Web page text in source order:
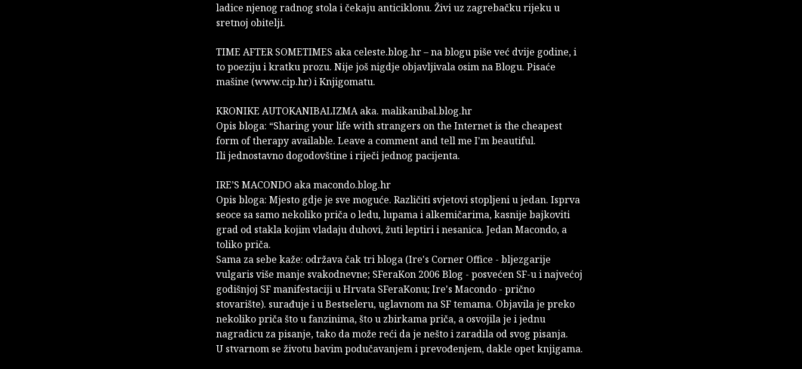
ladice njenog radnog stola i čekaju anticiklonu. Živi uz zagrebačku rijeku u
sretnoj obitelji.
TIME AFTER SOMETIMES aka celeste.blog.hr – na blogu piše već dvije godine, i
to poeziju i kratku prozu. Nije još nigdje objavljivala osim na Blogu. Pisaće
mašine (www.cip.hr) i Knjigomatu.
KRONIKE AUTOKANIBALIZMA aka. malikanibal.blog.hr
Opis bloga: “Sharing your life with strangers on the Internet is the cheapest
form of therapy available. Leave a comment and tell me I'm beautiful.
Ili jednostavno dogodovštine i riječi jednog pacijenta.
IRE’S MACONDO aka macondo.blog.hr
Opis bloga: Mjesto gdje je sve moguće. Različiti svjetovi stopljeni u jedan. Isprva
seoce sa samo nekoliko priča o ledu, lupama i alkemičarima, kasnije bajkoviti
grad od stakla kojim vladaju duhovi, žuti leptiri i nesanica. Jedan Macondo, a
toliko priča.
Sama za sebe kaže: održava čak tri bloga (Ire's Corner Office - bljezgarije
vulgaris više manje svakodnevne; SFeraKon 2006 Blog - posvećen SF-u i najvećoj
godišnjoj SF manifestaciji u Hrvata SFeraKonu; Ire's Macondo - prično
stovarište). surađuje i u Bestseleru, uglavnom na SF temama. Objavila je preko
nekoliko priča što u fanzinima, što u zbirkama priča, a osvojila je i jednu
nagradicu za pisanje, tako da može reći da je nešto i zaradila od svog pisanja.
U stvarnom se životu bavim podučavanjem i prevođenjem, dakle opet knjigama.